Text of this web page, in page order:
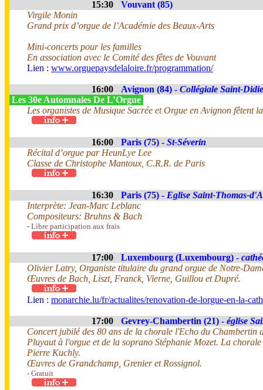
15:30
Vouvant (85)
Virgile Monin
Grand prix d’orgue de l’Académie des Beaux-Arts
Mini-concerts pour les familles
En association avec le Comité des fêtes de Vouvant
Lien : www.orguepaysdelaloire.fr/programmation/
16:00 Avignon (84) - Collégiale Saint-
Les 30e Automnales De L’Orgue
Les organistes de Musique Sacrée et Orgue en Avignon fêtent
16:00 Paris (75) - St-Séverin
Récital d’orgue par HeunLye Lee
Classe de Christophe Mantoux, C.R.R. de Paris
16:30 Paris (75) - Eglise Saint-Thomas-
Interprète: Jean-Marc Leblanc
Compositeurs: Bruhns & Bach
- Libre participation aux frais
17:00 Luxembourg (Luxembourg) -
Olivier Latry, Organiste titulaire du grand orgue de Notre-
Œuvres de Bach, Liszt, Franck, Vierne, Guillou et Dupré.
Lien : monarchie.lu/fr/actualites/renovation-de-lorgue-en-la-
17:00 Gevrey-Chambertin (21) - église
Concert jubilé des 80 ans de la chorale l'Echo du Chambertin
Pluyaut à l'orgue et de la soprano Stéphanie Mozet. La
Pierre Kuchly.
Œuvres de Grandchamp, Grenier et Rossignol.
- Gratuit